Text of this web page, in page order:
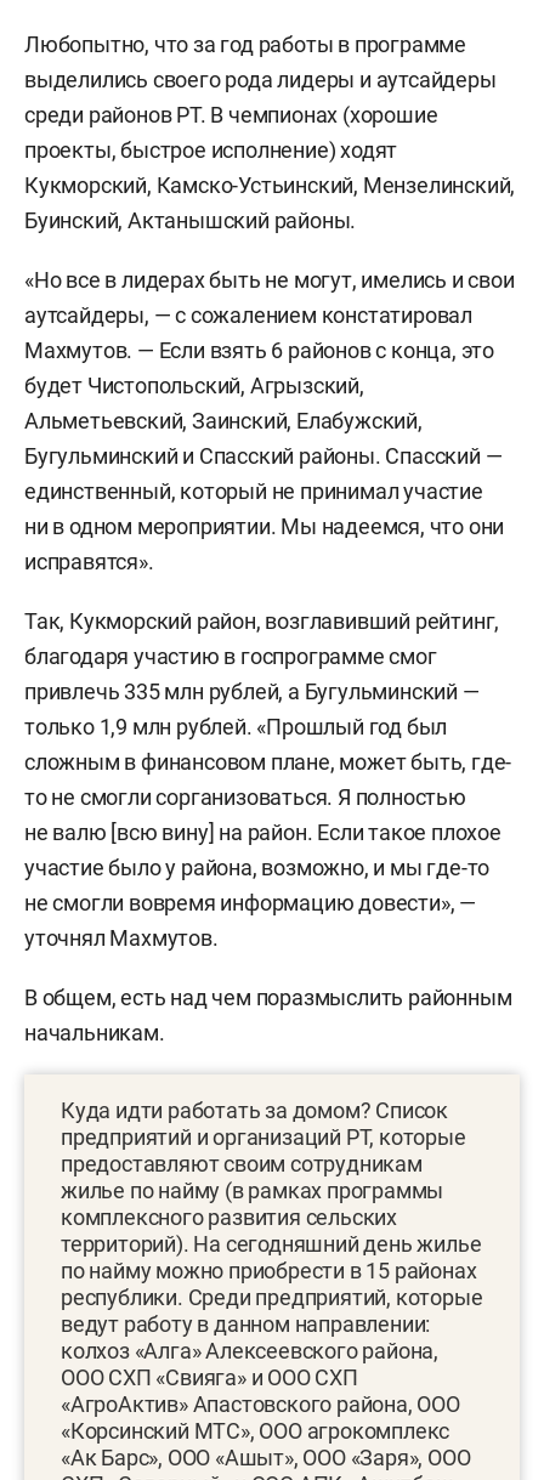
Любопытно, что за год работы в программе
выделились своего рода лидеры и аутсайдеры
среди районов РТ. В чемпионах (хорошие
проекты, быстрое исполнение) ходят
Кукморский, Камско-Устьинский, Мензелинский,
Буинский, Актанышский районы.
«Но все в лидерах быть не могут, имелись и свои
аутсайдеры, — с сожалением констатировал
Махмутов. — Если взять 6 районов с конца, это
будет Чистопольский, Агрызский,
Альметьевский, Заинский, Елабужский,
Бугульминский и Спасский районы. Спасский —
единственный, который не принимал участие
ни в одном мероприятии. Мы надеемся, что они
исправятся».
Так, Кукморский район, возглавивший рейтинг,
благодаря участию в госпрограмме смог
привлечь 335 млн рублей, а Бугульминский —
только 1,9 млн рублей. «Прошлый год был
сложным в финансовом плане, может быть, где-
то не смогли сорганизоваться. Я полностью
не валю [всю вину] на район. Если такое плохое
участие было у района, возможно, и мы где-то
не смогли вовремя информацию довести», —
уточнял Махмутов.
В общем, есть над чем поразмыслить районным
начальникам.
Куда идти работать за домом? Список
предприятий и организаций РТ, которые
предоставляют своим сотрудникам
жилье по найму (в рамках программы
комплексного развития сельских
территорий). На сегодняшний день жилье
по найму можно приобрести в 15 районах
республики. Среди предприятий, которые
ведут работу в данном направлении:
колхоз «Алга» Алексеевского района,
ООО СХП «Свияга» и ООО СХП
«АгроАктив» Апастовского района, ООО
«Корсинский МТС», ООО агрокомплекс
«Ак Барс», ООО «Ашыт», ООО «Заря», ООО